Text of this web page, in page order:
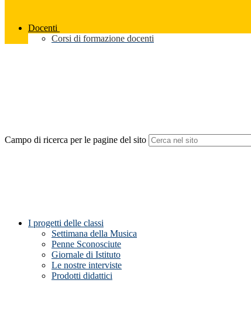
Docenti
Corsi di formazione docenti
Campo di ricerca per le pagine del sito
I progetti delle classi
Settimana della Musica
Penne Sconosciute
Giornale di Istituto
Le nostre interviste
Prodotti didattici